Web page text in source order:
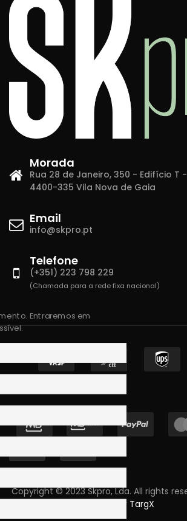
Morada
Rua 28 de Janeiro, 350 - Edifício T -
4400-335 Vila Nova de Gaia
Email
info@skpro.pt
Telefone
(+351) 223 798 229
(Chamada para a rede fixa nacional)
Copyright © 2023 Skpro, Lda. All rights
by TargX
Entraremos em